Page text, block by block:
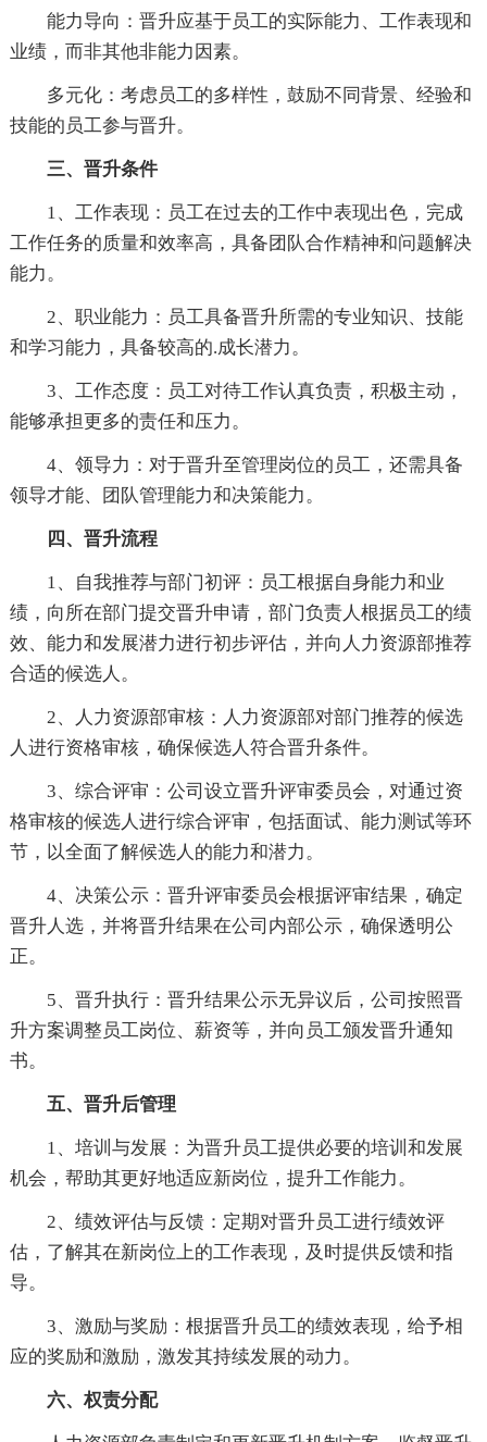
能力导向：晋升应基于员工的实际能力、工作表现和
业绩，而非其他非能力因素。
多元化：考虑员工的多样性，鼓励不同背景、经验和
技能的员工参与晋升。
三、晋升条件
1、工作表现：员工在过去的工作中表现出色，完成
工作任务的质量和效率高，具备团队合作精神和问题解决
能力。
2、职业能力：员工具备晋升所需的专业知识、技能
和学习能力，具备较高的.成长潜力。
3、工作态度：员工对待工作认真负责，积极主动，
能够承担更多的责任和压力。
4、领导力：对于晋升至管理岗位的员工，还需具备
领导才能、团队管理能力和决策能力。
四、晋升流程
1、自我推荐与部门初评：员工根据自身能力和业
绩，向所在部门提交晋升申请，部门负责人根据员工的绩
效、能力和发展潜力进行初步评估，并向人力资源部推荐
合适的候选人。
2、人力资源部审核：人力资源部对部门推荐的候选
人进行资格审核，确保候选人符合晋升条件。
3、综合评审：公司设立晋升评审委员会，对通过资
格审核的候选人进行综合评审，包括面试、能力测试等环
节，以全面了解候选人的能力和潜力。
4、决策公示：晋升评审委员会根据评审结果，确定
晋升人选，并将晋升结果在公司内部公示，确保透明公
正。
5、晋升执行：晋升结果公示无异议后，公司按照晋
升方案调整员工岗位、薪资等，并向员工颁发晋升通知
书。
五、晋升后管理
1、培训与发展：为晋升员工提供必要的培训和发展
机会，帮助其更好地适应新岗位，提升工作能力。
2、绩效评估与反馈：定期对晋升员工进行绩效评
估，了解其在新岗位上的工作表现，及时提供反馈和指
导。
3、激励与奖励：根据晋升员工的绩效表现，给予相
应的奖励和激励，激发其持续发展的动力。
六、权责分配